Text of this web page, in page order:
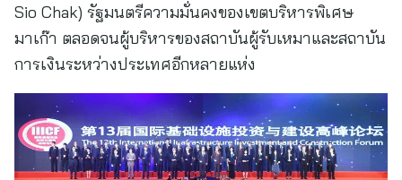
Sio Chak) รัฐมนตรีความมั่นคงของเขตบริหารพิเศษ
มาเก๊า ตลอดจนผู้บริหารของสถาบันผู้รับเหมาและสถาบัน
การเงินระหว่างประเทศอีกหลายแห่ง